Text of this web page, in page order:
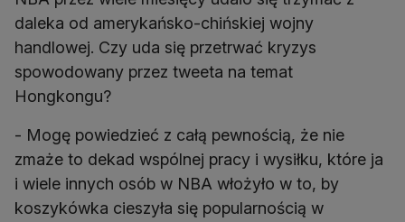
daleka od amerykańsko-chińskiej wojny
handlowej. Czy uda się przetrwać kryzys
spowodowany przez tweeta na temat
Hongkongu?
- Mogę powiedzieć z całą pewnością, że nie
zmaże to dekad wspólnej pracy i wysiłku, które ja
i wiele innych osób w NBA włożyło w to, by
koszykówka cieszyła się popularnością w